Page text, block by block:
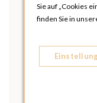
Sie auf „Cookies
finden Sie in